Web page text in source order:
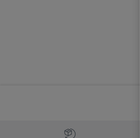
Jouw voordelen bij ons als Lidl